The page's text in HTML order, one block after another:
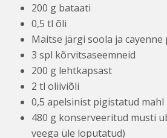
200 g bataati
0,5 tl õli
Maitse järgi soola ja
3 spl kõrvitsaseemneid
200 g lehtkapsast
2 tl oliiviõli
0,5 apelsinist pigistatud mahl
480 g konserveeritud musti
veega üle loputatud)